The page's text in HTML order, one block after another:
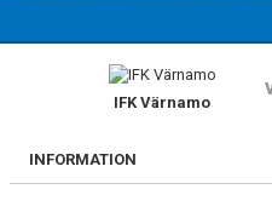
MATCHER
IFK Värnamo
INFORMATION